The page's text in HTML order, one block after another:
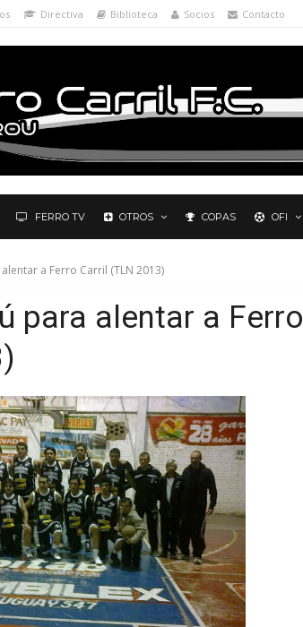
Directiva Biblioteca Socios Contacto
FERRO TV OTROS COPAS OFI
a Ferro Carril (TLN 2013)
para alentar a Ferro